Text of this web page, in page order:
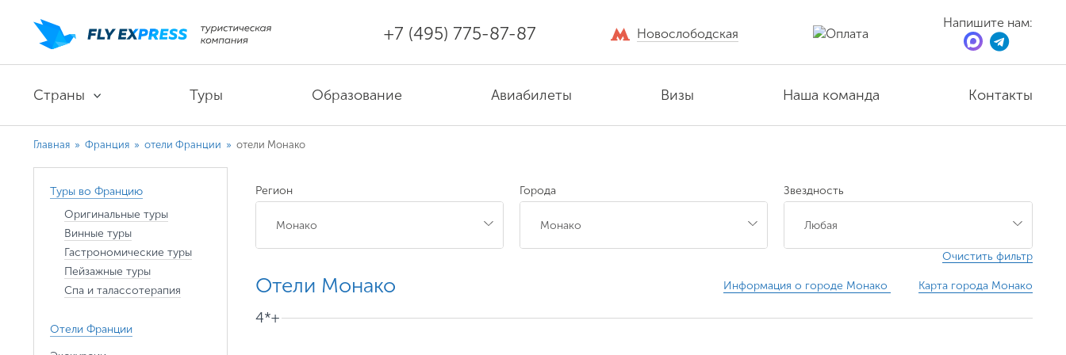
+7 (495) 775-87-87 Новослободская
Напишите нам:
Страны Туры Образование Авиабилеты Визы Наша команда Контакты
Главная » Франция » отели Франции » отели Монако
Туры во Францию
Оригинальные туры
Винные туры
Гастрономические туры
Пейзажные туры
Спа и талассотерапия
Отели Франции
Регион Города Звездность
Очистить фильтр
Информация о городе Монако Карта города Монако
Отели Монако
4*+